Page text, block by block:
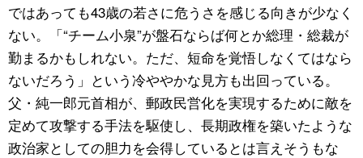
ではあっても43歳の若さに危うさを感じる向きが少なく
ない。「“チーム小泉”が盤石ならば何とか総理・総裁が
勤まるかもしれない。ただ、短命を覚悟しなくてはなら
ないだろう」という冷ややかな見方も出回っている。
父・純一郎元首相が、郵政民営化を実現するために敵を
定めて攻撃する手法を駆使し、長期政権を築いたような
政治家としての胆力を会得しているとは言えそうもな